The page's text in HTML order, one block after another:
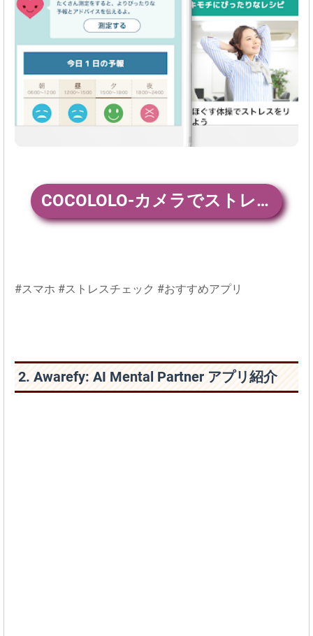
COCOLOLO-カメラでストレスチェック&AIキモチ予報- ダウンロード
#スマホ #ストレスチェック #おすすめアプリ
2. Awarefy: AI Mental Partner アプリ紹介